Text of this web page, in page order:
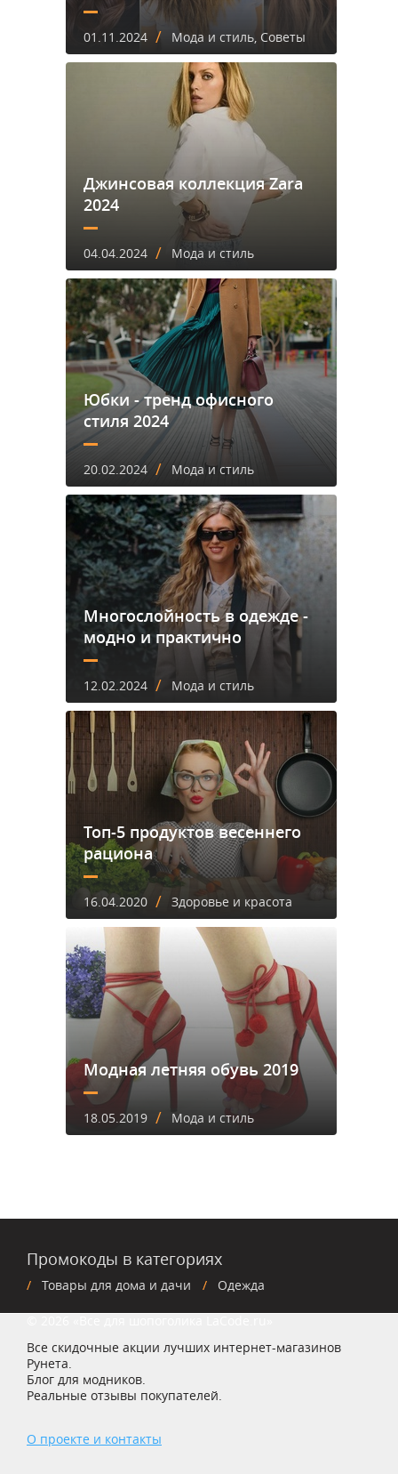
01.11.2024 / Мода и стиль, Советы
Джинсовая коллекция Zara
2024
04.04.2024 / Мода и стиль
Юбки - тренд офисного
стиля 2024
20.02.2024 / Мода и стиль
Многослойность в одежде -
модно и практично
12.02.2024 / Мода и стиль
Топ-5 продуктов весеннего
рациона
16.04.2020 / Здоровье и красота
Модная летняя обувь 2019
18.05.2019 / Мода и стиль
Промокоды в категориях
Товары для дома и дачи Одежда
Все скидочные акции лучших интернет-магазинов
Рунета.
Блог для модников.
Реальные отзывы покупателей.
О проекте и контакты